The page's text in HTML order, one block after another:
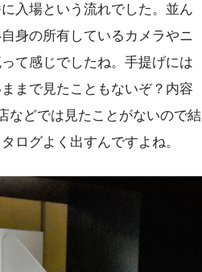
入場という流れでした。並ん
身の所有しているカメラやニ
て感じでしたね。手提げには
まで見たこともないぞ？内容
などでは見たことがないので結
ログよく出すんですよね。